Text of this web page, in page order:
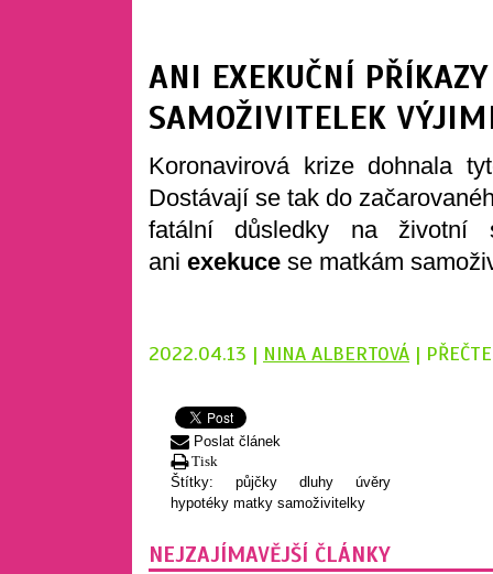
ANI EXEKUČNÍ
SAMOŽIVITELEK
Koronavirová krize dohnala
Dostávají se tak do
fatální důsledky na životní
ani exekuce se matkám
2022.04.13 | NINA ALBERTOVÁ |
Poslat článek
Tisk
Štítky: půjčky dluhy úvěry
hypotéky matky samoživitelky
NEJZAJÍMAVĚJŠÍ ČLÁNKY